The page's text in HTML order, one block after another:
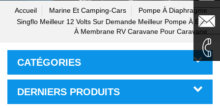
Accueil Marine Et Camping-Cars
Pompe À Diaphragme
Singflo Meilleur 12 Volts Sur Demande Meilleur Pompe À Eau
À Membrane RV Caravane Pour Caravane
CATÉGORIES
DERNIERS PRODUITS
0086-